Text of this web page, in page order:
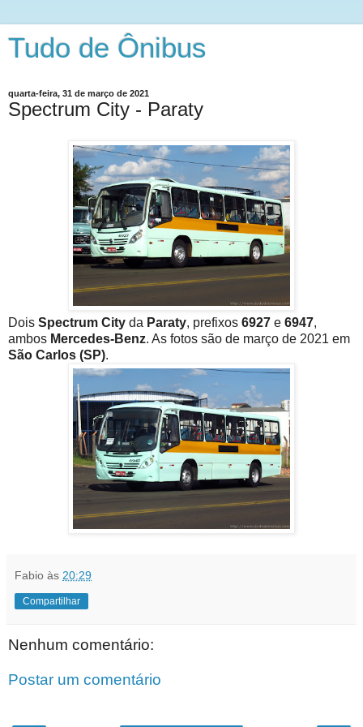
Tudo de Ônibus
quarta-feira, 31 de março de 2021
Spectrum City - Paraty
Dois Spectrum City da Paraty, prefixos 6927 e 6947,
ambos Mercedes-Benz. As fotos são de março de 2021 em
São Carlos (SP).
Fabio às 20:29
Compartilhar
Nenhum comentário:
Postar um comentário